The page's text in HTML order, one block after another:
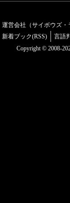
運営会社（サイボウズ・
新着ブック(RSS)
言語
Copyright © 2008-